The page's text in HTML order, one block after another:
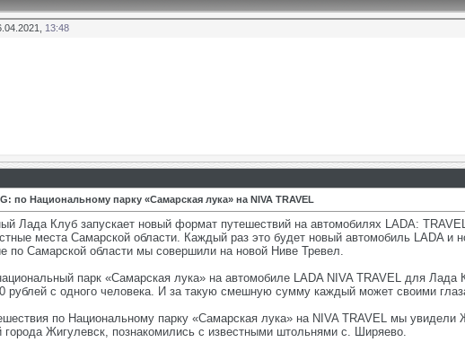
13:48
по Национальному парку «Самарская лука» на NIVA TRAVEL
Лада Клуб запускает новый формат путешествий на автомобилях LADA:
места Самарской области. Каждый раз это будет новый автомобиль LADA
по Самарской области мы совершили на новой Ниве Тревел.
парк «Самарская лука» на автомобиле LADA NIVA TRAVEL для
рублей с одного человека. И за такую смешную сумму каждый может своими
по Национальному парку «Самарская лука» на NIVA TRAVEL мы
города Жигулевск, познакомились с известными штольнями с. Ширяево.